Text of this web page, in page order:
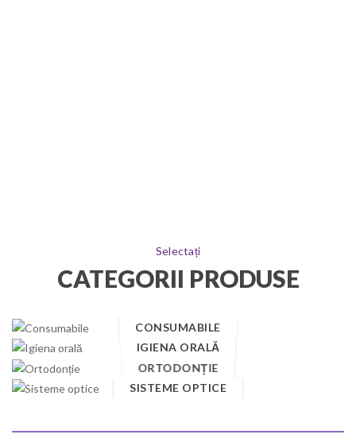
Selectați
CATEGORII PRODUSE
CONSUMABILE
IGIENA ORALĂ
ORTODONȚIE
SISTEME OPTICE